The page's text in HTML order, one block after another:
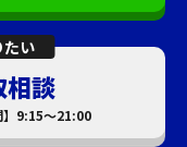
たい
相談
】9:15～21:00